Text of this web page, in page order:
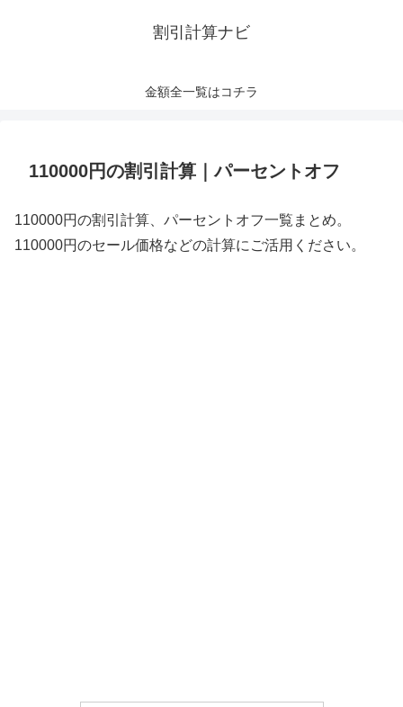
割引計算ナビ
金額全一覧はコチラ
110000円の割引計算｜パーセントオフ
110000円の割引計算、パーセントオフ一覧まとめ。
110000円のセール価格などの計算にご活用ください。